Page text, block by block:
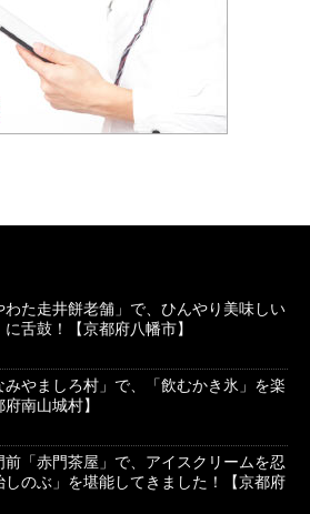
た走井餅老舗」で、ひんやり美味しい
舌鼓！【京都府八幡市】
みやましろ村」で、「飲むかき氷」を楽
南山城村】
「赤門茶屋」で、アイスクリームを忍
のぶ」を堪能してきました！【京都府